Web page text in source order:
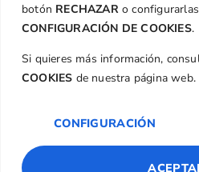
botón RECHAZARo
CONFIGURACIÓN DE COOKIES
Si quieres más información,
COOKIES de nuestra página web.
CONFIGURACIÓN